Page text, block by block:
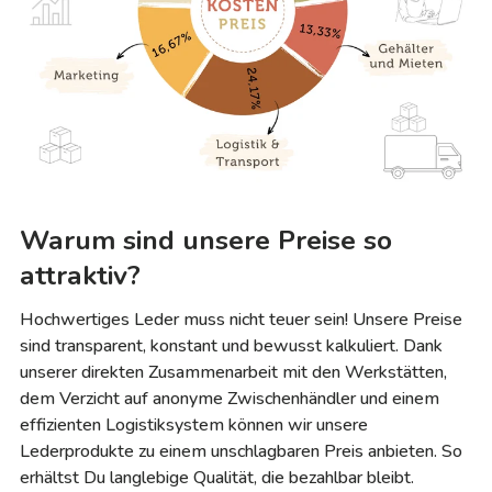
Warum sind unsere Preise so
attraktiv?
Hochwertiges Leder muss nicht teuer sein! Unsere Preise
sind transparent, konstant und bewusst kalkuliert. Dank
unserer direkten Zusammenarbeit mit den Werkstätten,
dem Verzicht auf anonyme Zwischenhändler und einem
effizienten Logistiksystem können wir unsere
Lederprodukte zu einem unschlagbaren Preis anbieten. So
erhältst Du langlebige Qualität, die bezahlbar bleibt.